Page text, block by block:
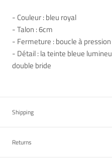
- Couleur : bleu royal
- Talon : 6cm
- Fermeture : boucle à
- Détail : la teinte bleue
double bride
Shipping
Returns